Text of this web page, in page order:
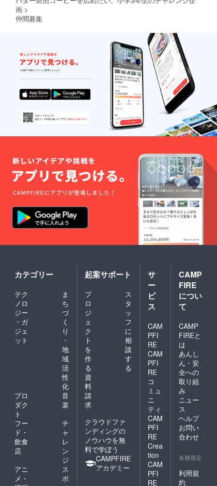
画 >
仲間募集
カテゴリー
テク
ノロ
ジー
・ガ
ジェ
ット
ま
ち
づ
く
り
・
地
域
活
性
化
プロ
ダク
ト
音
楽
フー
ド・
飲食
店
チ
ャ
レ
ン
ジ
アニ
メ・
ス
ポ
起案サポート
プ
ロ
ジ
ェ
ク
ト
を
作
る
ス
タ
ッ
フ
に
相
談
す
る
資
料
請
求
クラウドファ
ンディングの
ノウハウを無
料で学ぼう
CAMPFIRE
アカデミー
サ
ー
ビ
ス
CAM
PFI
RE
CAM
PFI
RE
コ
ミュ
ニ
ティ
CAM
PFI
RE
Crea
tion
CAM
PFI
RE
CAMP
FIRE
につい
て
CAMP
FIREと
は
あんし
ん・安
全への
取り組
み
ニュー
ス
ヘルプ
お問い
合わせ
各種規定
利用規
約